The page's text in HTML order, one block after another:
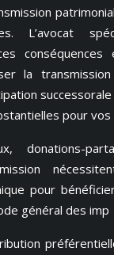
L’avocat
la
pour
donations-
pour
général des imp